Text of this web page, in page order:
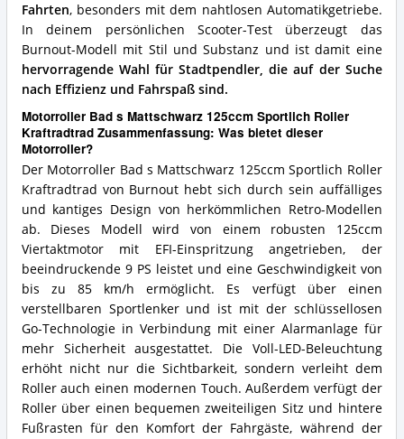
Fahrten, besonders mit dem nahtlosen Automatikgetriebe.
In deinem persönlichen Scooter-Test überzeugt das
Burnout-Modell mit Stil und Substanz und ist damit eine
hervorragende Wahl für Stadtpendler, die auf der Suche
nach Effizienz und Fahrspaß sind.
Motorroller Bad s Mattschwarz 125ccm Sportlich Roller
Kraftradtrad Zusammenfassung: Was bietet dieser
Motorroller?
Der Motorroller Bad s Mattschwarz 125ccm Sportlich Roller
Kraftradtrad von Burnout hebt sich durch sein auffälliges
und kantiges Design von herkömmlichen Retro-Modellen
ab. Dieses Modell wird von einem robusten 125ccm
Viertaktmotor mit EFI-Einspritzung angetrieben, der
beeindruckende 9 PS leistet und eine Geschwindigkeit von
bis zu 85 km/h ermöglicht. Es verfügt über einen
verstellbaren Sportlenker und ist mit der schlüssellosen
Go-Technologie in Verbindung mit einer Alarmanlage für
mehr Sicherheit ausgestattet. Die Voll-LED-Beleuchtung
erhöht nicht nur die Sichtbarkeit, sondern verleiht dem
Roller auch einen modernen Touch. Außerdem verfügt der
Roller über einen bequemen zweiteiligen Sitz und hintere
Fußrasten für den Komfort der Fahrgäste, während der